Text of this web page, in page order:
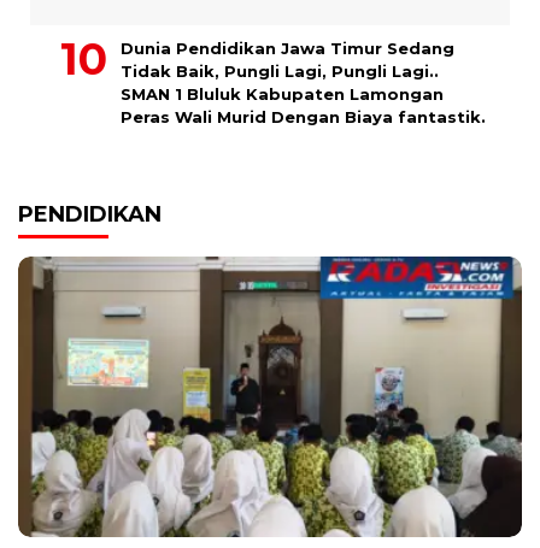
Dunia Pendidikan Jawa Timur Sedang
Tidak Baik, Pungli Lagi, Pungli Lagi..
SMAN 1 Bluluk Kabupaten Lamongan
Peras Wali Murid Dengan Biaya fantastik.
PENDIDIKAN